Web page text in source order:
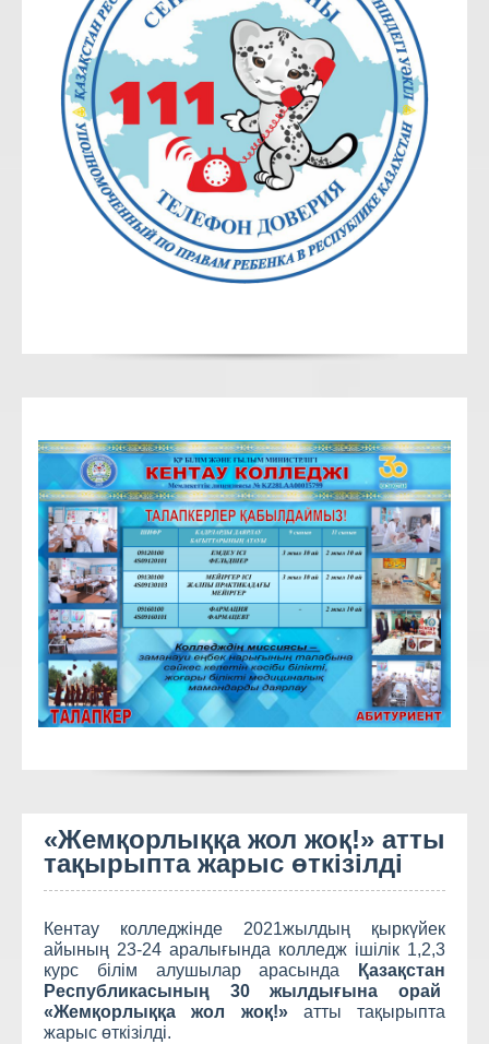
«Жемқорлыққа жол жоқ!» атты
тақырыпта жарыс өткізілді
Кентау колледжінде 2021жылдың қыркүйек
айының 23-24 аралығында колледж ішілік 1,2,3
курс білім алушылар арасында
Қазақстан
Республикасының 30 жылдығына орай
«Жемқорлыққа жол жоқ!» атты тақырыпта
жарыс өткізілді.